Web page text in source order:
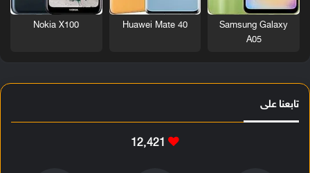
Samsung Galaxy
A05
Huawei Mate 40
Nokia X100
تابعنا على
12٬421